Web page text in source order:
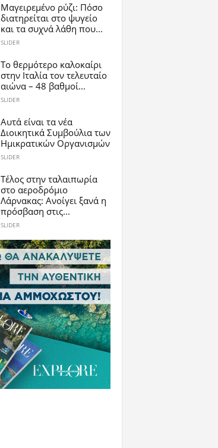
Μαγειρεμένο ρύζι: Πόσο
διατηρείται στο ψυγείο
και τα συχνά λάθη που...
SLIDER
Το θερμότερο καλοκαίρι
στην Ιταλία τον τελευταίο
αιώνα – 48 βαθμοί...
SLIDER
Αυτά είναι τα νέα
Διοικητικά Συμβούλια των
Ημικρατικών Οργανισμών
SLIDER
Tέλος στην ταλαιπωρία
στο αεροδρόμιο
Λάρνακας: Ανοίγει ξανά η
πρόσβαση στις...
SLIDER